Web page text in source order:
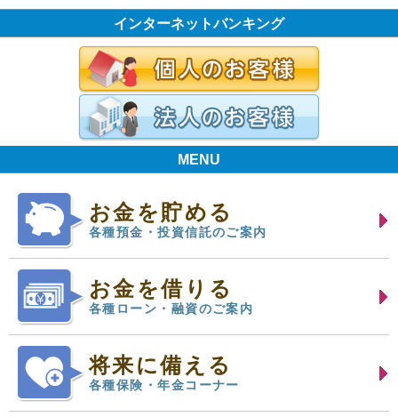
インターネットバンキング
MENU
お金を貯める
各種預金・投資信託のご案内
お金を借りる
各種ローン・融資のご案内
将来に備える
各種保険・年金コーナー